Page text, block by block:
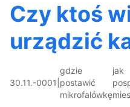
Czy ktoś
urządzić
30.11.-0001
gdzie
postawić
mikrofalówkę
jak